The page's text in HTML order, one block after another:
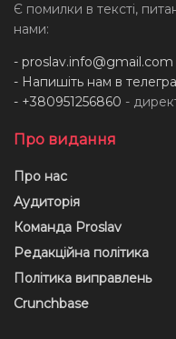
Є помилки в тексті,
нами:
- proslav.info@gmail.com
- Напишіть нам в
- +380951256860 -
Про видання
Про нас
Аудиторія
Команда Proslav
Редакційна політика
Політика виправлень
Crunchbase